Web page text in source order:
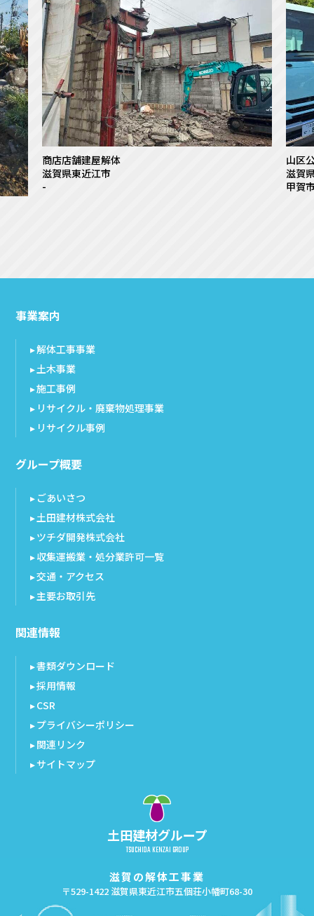
商店店舗建屋解体
滋賀県東近江市
-
山区
滋賀
甲賀
事業案内
解体工事事業
土木事業
施工事例
リサイクル・廃棄物処理事業
リサイクル事例
グループ概要
ごあいさつ
土田建材株式会社
ツチダ開発株式会社
収集運搬業・処分業許可一覧
交通・アクセス
主要お取引先
関連情報
書類ダウンロード
採用情報
CSR
プライバシーポリシー
関連リンク
サイトマップ
土田建材グループ
TSUCHIDA KENZAI GROUP
滋賀の解体工事業
〒529-1422 滋賀県東近江市五個荘小幡町68-30